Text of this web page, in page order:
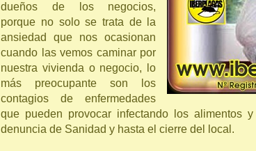
dueños de los negocios,
porque no solo se trata de la
ansiedad que nos ocasionan
cuando las vemos caminar por
nuestra vivienda o negocio, lo
más preocupante son los
contagios de enfermedades
que pueden provocar infectando los alimentos
denuncia de Sanidad y hasta el cierre del local.